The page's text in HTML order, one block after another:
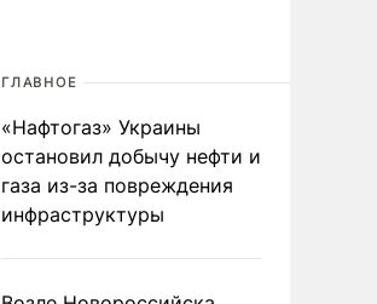
ГЛАВНОЕ
«Нафтогаз» Украины
остановил добычу нефти и
газа из-за повреждения
инфраструктуры